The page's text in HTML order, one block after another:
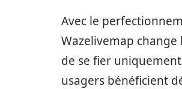
Avec le
Wazelivemap
de se fier
usagers bénéficient